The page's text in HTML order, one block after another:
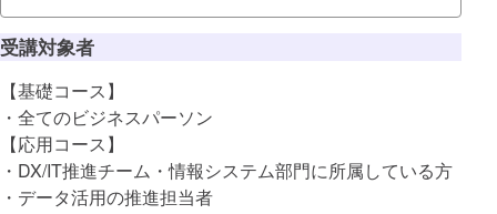
受講対象者
【基礎コース】
・全てのビジネスパーソン
【応用コース】
・DX/IT推進チーム・情報システム部門に所属している方
・データ活用の推進担当者